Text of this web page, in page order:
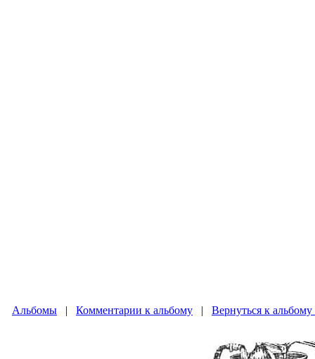
Альбомы | Комментарии к альбому | Вернуться к